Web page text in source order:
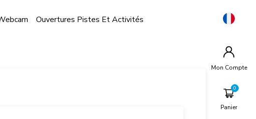
Ouvertures Pistes Et Activités
Mon Compte
Panier